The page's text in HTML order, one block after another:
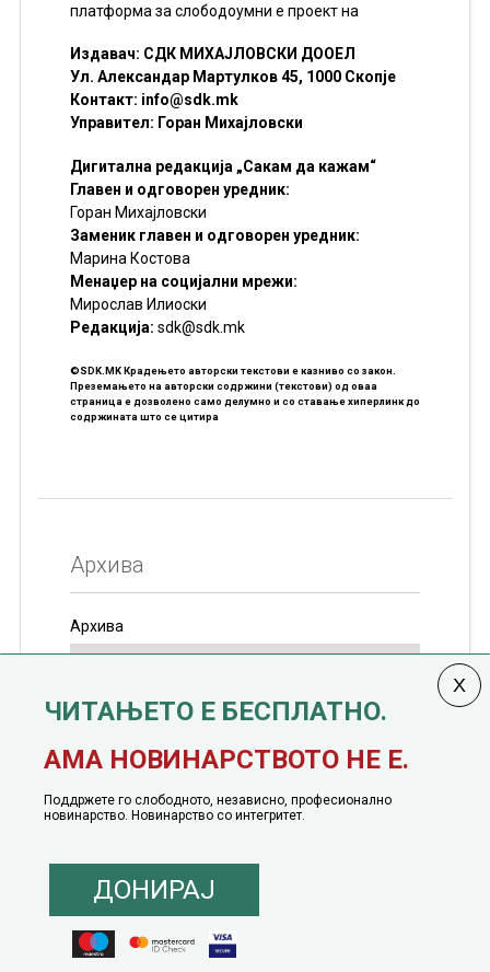
платформа за слободоумни е проект на
Издавач: СДК МИХАЈЛОВСКИ ДООЕЛ
Ул. Александар Мартулков 45, 1000 Скопје
Контакт: info@sdk.mk
Управител: Горан Михајловски
Дигитална редакција „Сакам да кажам“
Главен и одговорен уредник:
Горан Михајловски
Заменик главен и одговорен уредник:
Марина Костова
Менаџер на социјални мрежи:
Мирослав Илиоски
Редакцијa: sdk@sdk.mk
©SDK.MK Крадењето авторски текстови е казниво со закон.
Преземањето на авторски содржини (текстови) од оваа
страница е дозволено само делумно и со ставање хиперлинк до
содржината што се цитира
Архива
Архива
јануари, 1991 година
Понуда за политичко рекламирање
Политика на инклузија |Кодекс на однесување
ЧИТАЊЕТО Е БЕСПЛАТНО.
АМА НОВИНАРСТВОТО НЕ Е.
Поддржете го слободното, независно, професионално
новинарство. Новинарство со интегритет.
ДОНИРАЈ